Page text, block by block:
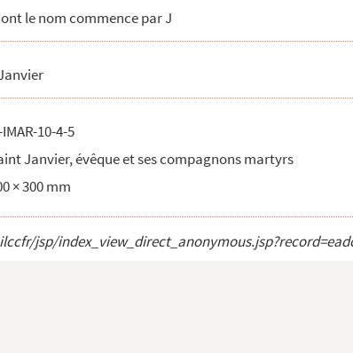
avec saint Jacob
le nom commence par J
10-4-5
Janvier, évêque et ses compagnons martyrs
× 300 mm
jsp/